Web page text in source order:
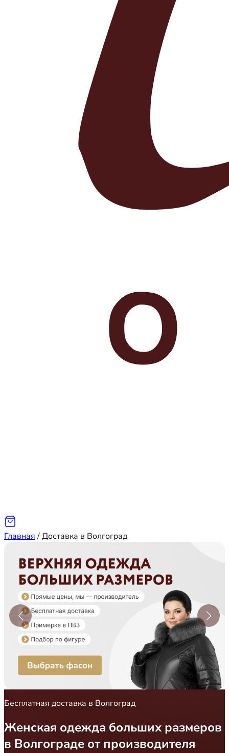
Главная /Доставка в Волгоград
Бесплатная доставка в Волгоград
Женская одежда больших размеров
в Волгограде от производителя